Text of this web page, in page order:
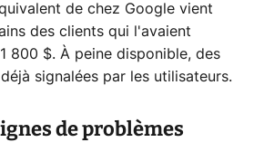
de chez Google vient
des clients qui l'avaient
800 $. À peine disponible, des
signalées par les utilisateurs.
de problèmes